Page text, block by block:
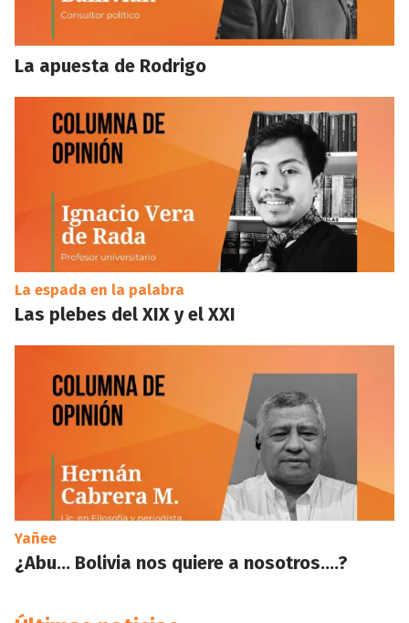
La apuesta de Rodrigo
La espada en la palabra
Las plebes del XIX y el XXI
Yañee
¿Abu… Bolivia nos quiere a nosotros….?